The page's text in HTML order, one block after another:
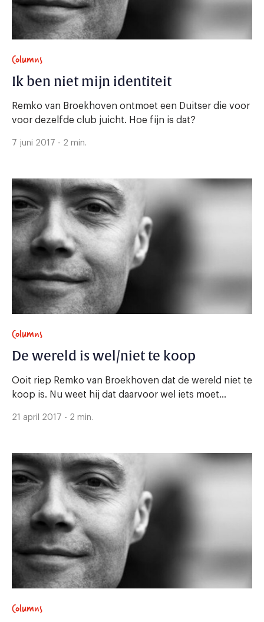
Columns
Ik ben niet mijn identiteit
Remko van Broekhoven ontmoet een Duitser die voor
voor dezelfde club juicht. Hoe fijn is dat?
7 juni 2017 - 2 min.
Columns
De wereld is wel/niet te koop
Ooit riep Remko van Broekhoven dat de wereld niet te
koop is. Nu weet hij dat daarvoor wel iets moet...
21 april 2017 - 2 min.
Columns